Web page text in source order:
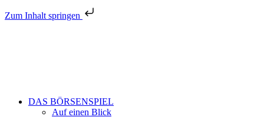
Zum Inhalt springen
DAS BÖRSENSPIEL
Auf einen Blick